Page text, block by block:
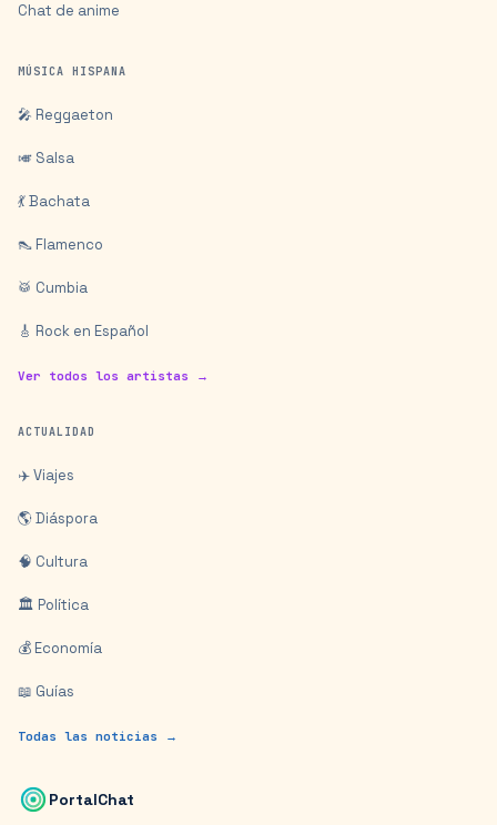
Chat de anime
MÚSICA HISPANA
🎤 Reggaeton
🎺 Salsa
💃 Bachata
👠 Flamenco
🥁 Cumbia
🎸 Rock en Español
Ver todos los artistas →
ACTUALIDAD
✈️ Viajes
🌎 Diáspora
🧠 Cultura
🏛️ Política
💰 Economía
📖 Guías
Todas las noticias →
PortalChat